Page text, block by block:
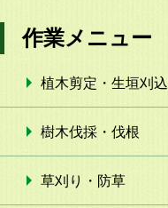
作業メニュー
植木剪定・生垣刈込
樹木伐採・伐根
草刈り・防草